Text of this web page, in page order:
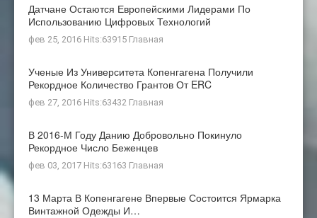
Датчане Остаются Европейскими Лидерами По
Использованию Цифровых Технологий
фев 25, 2016 Hits:63915 Главная
Ученые Из Университета Копенгагена Получили
Рекордное Количество Грантов От ERC
фев 27, 2016 Hits:63432 Главная
В 2016-М Году Данию Добровольно Покинуло
Рекордное Число Беженцев
фев 03, 2017 Hits:63163 Главная
13 Марта В Копенгагене Впервые Состоится Ярмарка
Винтажной Одежды И…